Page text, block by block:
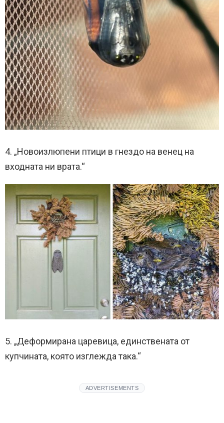
4. „Новоизлюпени птици в гнездо на венец на
входната ни врата.“
5. „Деформирана царевица, единствената от
купчината, която изглежда така.“
ADVERTISEMENTS